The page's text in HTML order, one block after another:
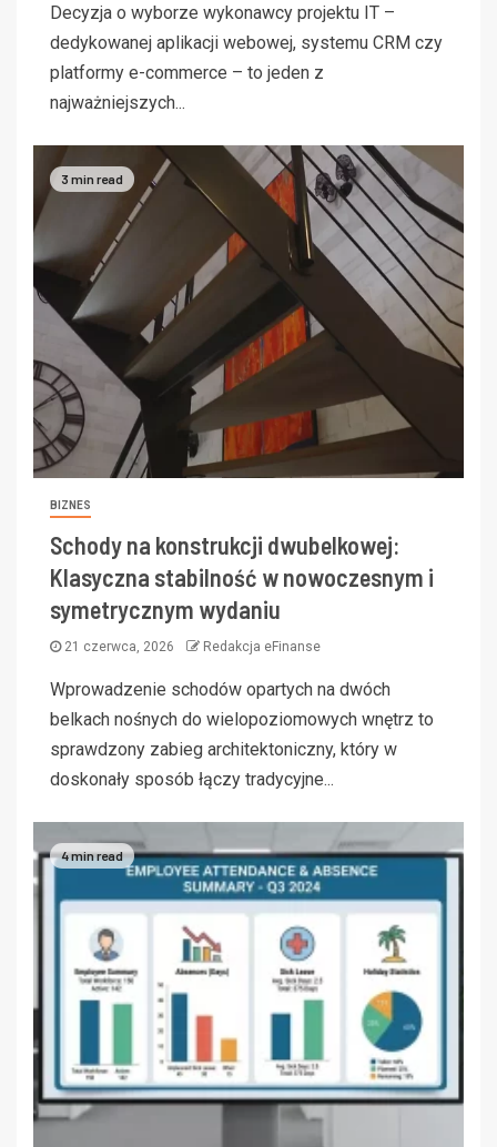
Decyzja o wyborze wykonawcy projektu IT –
dedykowanej aplikacji webowej, systemu CRM czy
platformy e-commerce – to jeden z
najważniejszych...
3 min read
BIZNES
Schody na konstrukcji dwubelkowej:
Klasyczna stabilność w nowoczesnym i
symetrycznym wydaniu
21 czerwca, 2026 Redakcja eFinanse
Wprowadzenie schodów opartych na dwóch
belkach nośnych do wielopoziomowych wnętrz to
sprawdzony zabieg architektoniczny, który w
doskonały sposób łączy tradycyjne...
4 min read